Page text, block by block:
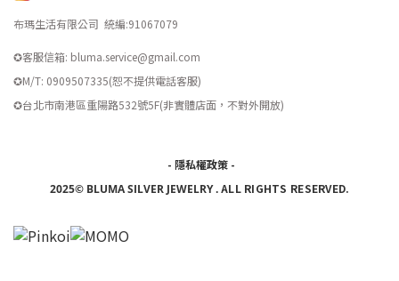
布瑪生活有限公司 統編:91067079
✪客服信箱: bluma.service@gmail.com
✪M/T: 0909507335(恕不提供電話客服)
​✪台北市南港區重陽路532號5F(非實體店面，不對外開放)
- 隱私權政策-
2025© BLUMA SILVER JEWELRY.ALL RIGHTS RESERVED.